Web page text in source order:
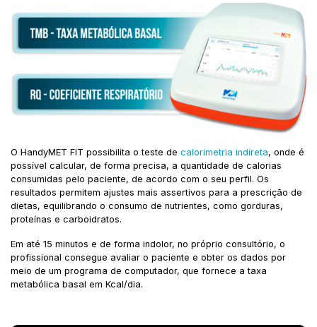
O HandyMET FIT possibilita o teste de calorimetria indireta, onde é
possível calcular, de forma precisa, a quantidade de calorias
consumidas pelo paciente, de acordo com o seu perfil. Os
resultados permitem ajustes mais assertivos para a prescrição de
dietas, equilibrando o consumo de nutrientes, como gorduras,
proteínas e carboidratos.
Em até 15 minutos e de forma indolor, no próprio consultório, o
profissional consegue avaliar o paciente e obter os dados por
meio de um programa de computador, que fornece a taxa
metabólica basal em Kcal/dia.